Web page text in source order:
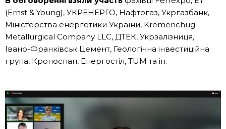
(Ernst & Young), УКРЕНЕРГО, Нафтогаз, Укргазбанк,
Міністерства енергетики України, Kremenchug
Metallurgical Company LLC, ДТЕК, Укрзалізниця,
Івано-Франківськ Цемент, Геологічна інвестиційна
група, Кроноспан, Енергостіл, TUM та ін.